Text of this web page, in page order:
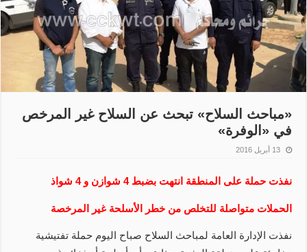
«مباحث السلاح» تبحث عن السلاح غير المرخص
في «الوفرة»
13 أبريل 2016
نفذت حملة على المنطقة انتهت بضبط 4 شوازن و 4 شواذ
الحملات متواصلة للتخلص من خطر الأسلحة غير المرخصة
نفذت الإدارة العامة لمباحث السلاح صباح اليوم حملة تفتيشية